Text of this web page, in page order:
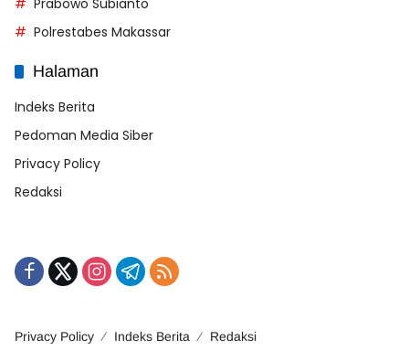
Prabowo Subianto
Polrestabes Makassar
Halaman
Indeks Berita
Pedoman Media Siber
Privacy Policy
Redaksi
Privacy Policy Indeks Berita Redaksi